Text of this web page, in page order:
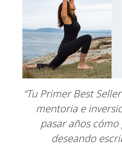
“Tu Primer Best
mentoria e
pasar años
deseando